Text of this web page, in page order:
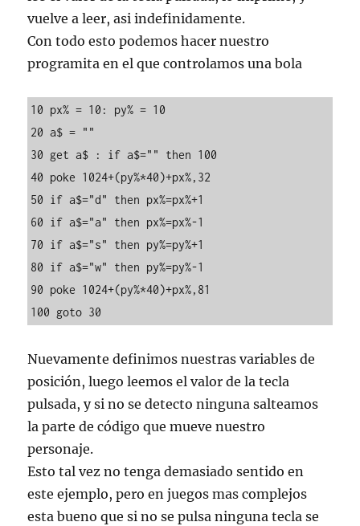
vuelve a leer, asi indefinidamente.
Con todo esto podemos hacer nuestro
programita en el que controlamos una bola
10 px% = 10: py% = 10
20 a$ = ""
30 get a$ : if a$="" then 100
40 poke 1024+(py%*40)+px%,32
50 if a$="d" then px%=px%+1
60 if a$="a" then px%=px%-1
70 if a$="s" then py%=py%+1
80 if a$="w" then py%=py%-1
90 poke 1024+(py%*40)+px%,81
100 goto 30
Nuevamente definimos nuestras variables de
posición, luego leemos el valor de la tecla
pulsada, y si no se detecto ninguna salteamos
la parte de código que mueve nuestro
personaje.
Esto tal vez no tenga demasiado sentido en
este ejemplo, pero en juegos mas complejos
esta bueno que si no se pulsa ninguna tecla se